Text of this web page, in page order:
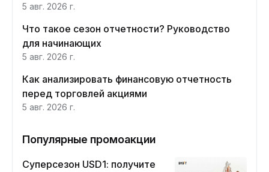
5 авг. 2026 г.
Что такое сезон отчетности? Руководство
для начинающих
5 авг. 2026 г.
Как анализировать финансовую отчетность
перед торговлей акциями
5 авг. 2026 г.
Популярные промоакции
Суперсезон USD1: получите